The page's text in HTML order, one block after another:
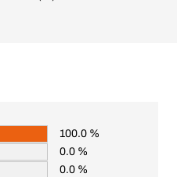
100.0 %
0.0 %
0.0 %